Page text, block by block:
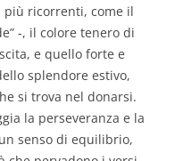
più ricorrenti, come il
-, il colore tenero di
e quello forte e
splendore estivo,
si trova nel donarsi.
la perseveranza e la
senso di equilibrio,